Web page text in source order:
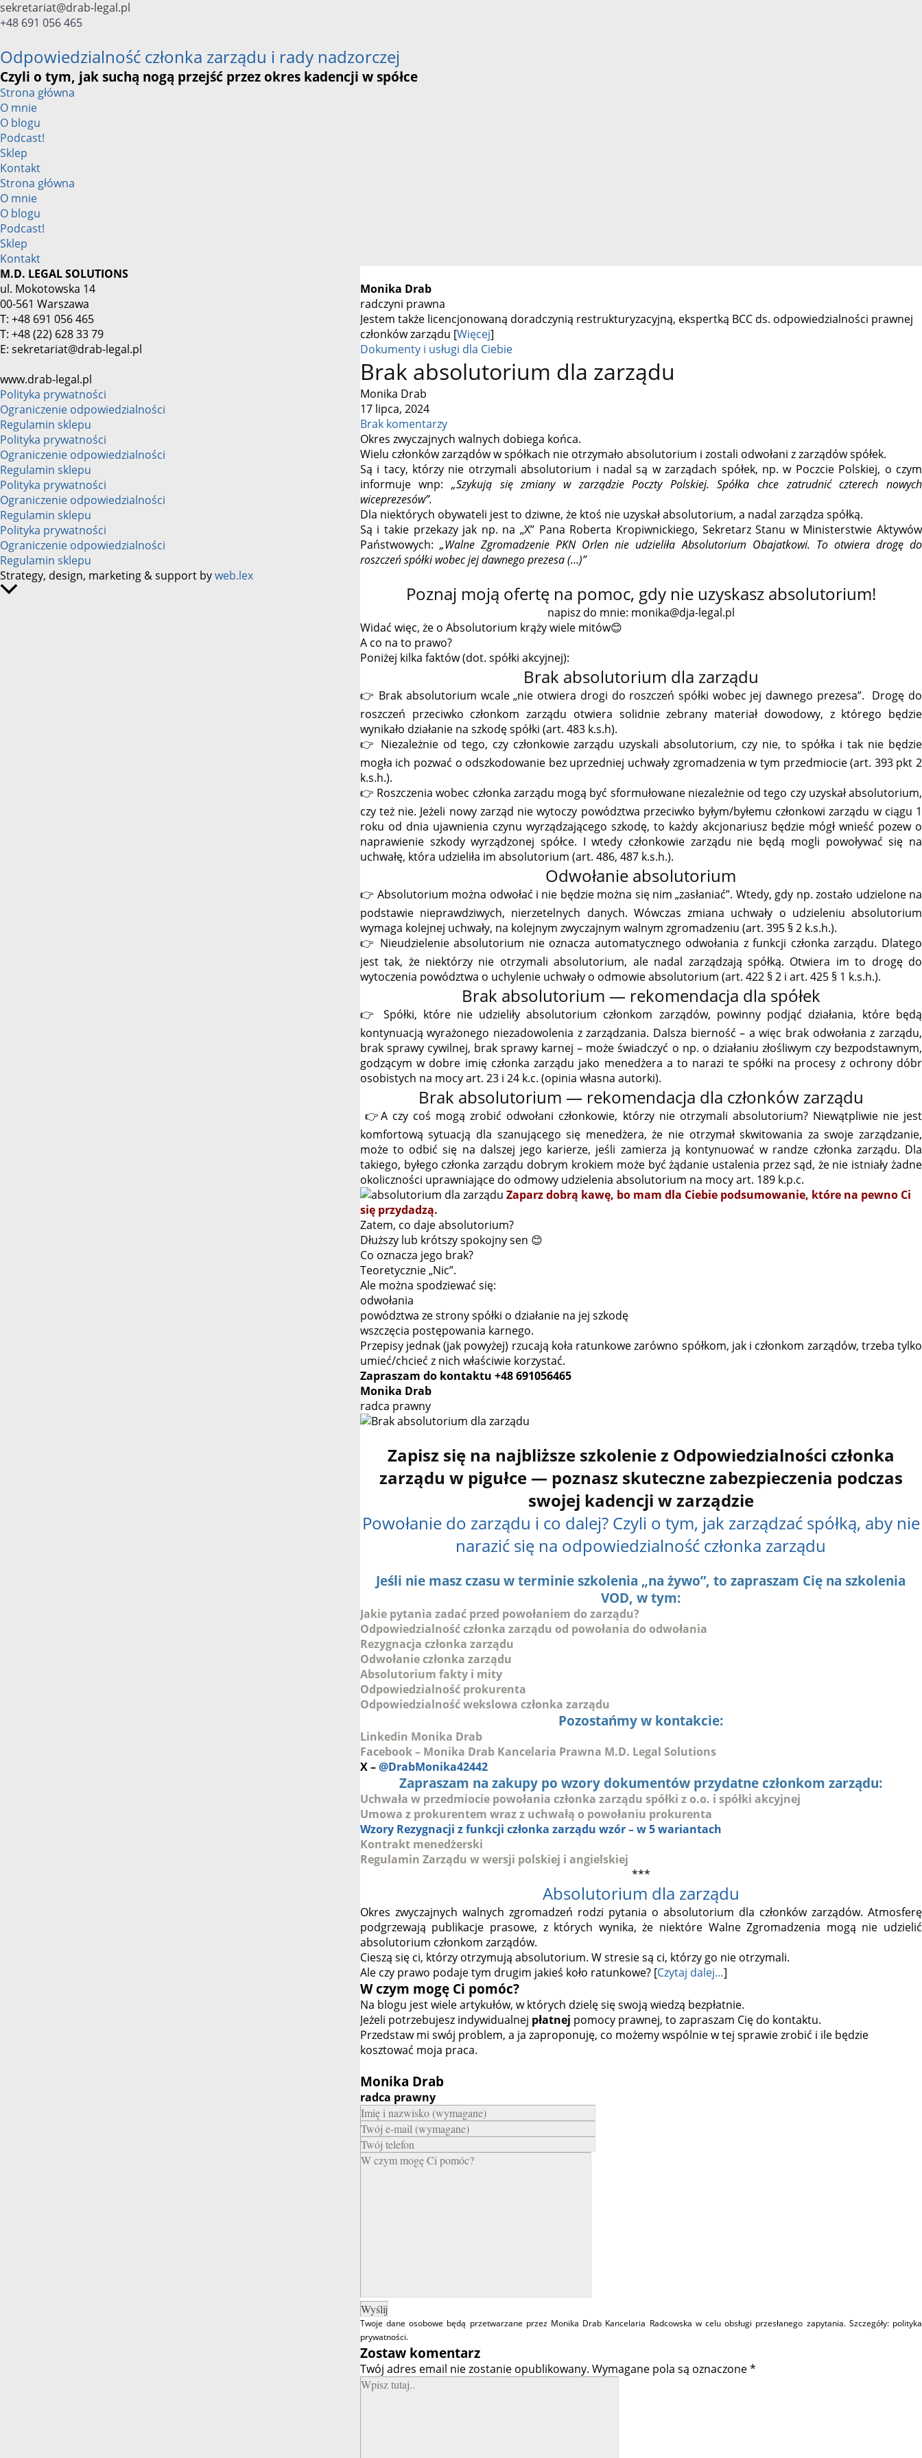
Przejdź
do
sekretariat@drab-legal.pl
+48 691 056 465
Odpowiedzialność członka zarządu i rady nadzorczej
Czyli o tym, jak suchą nogą przejść przez okres kadencji w spółce
Strona główna
O mnie
O blogu
Podcast!
Sklep
Kontakt
Strona główna
O mnie
O blogu
Podcast!
Sklep
Kontakt
Monika Drab
radczyni prawna
Jestem także licencjonowaną doradczynią restrukturyzacyjną, ekspertką BCC ds. odpowiedzialności prawnej
członków zarządu [Więcej]
Dokumenty i usługi dla Ciebie
Brak absolutorium dla zarządu
Monika Drab
17 lipca, 2024
Brak komentarzy
Okres zwyczajnych walnych dobiega końca.
Wielu członków zarządów w spółkach nie otrzymało absolutorium i zostali odwołani z zarządów spółek.
Są i tacy, którzy nie otrzymali absolutorium i nadal są w zarządach spółek, np. w Poczcie Polskiej, o czym
informuje wnp:„Szykują się zmiany w zarządzie Poczty Polskiej. Spółka chce zatrudnić czterech nowych
wiceprezesów”.
Dla niektórych obywateli jest to dziwne, że ktoś nie uzyskał absolutorium, a nadal zarządza spółką.
Są i takie przekazy jak np. na „X” Pana Roberta Kropiwnickiego, Sekretarz Stanu w Ministerstwie Aktywów
Państwowych: „Walne Zgromadzenie PKN Orlen nie udzieliła Absolutorium Obajatkowi. To otwiera drogę do
roszczeń spółki wobec jej dawnego prezesa (…)”
Poznaj moją ofertę na pomoc, gdy nie uzyskasz absolutorium!
napisz do mnie: monika@dja-legal.pl
Widać więc, że o Absolutorium krąży wiele mitów😊
A co na to prawo?
Poniżej kilka faktów (dot. spółki akcyjnej):
Brak absolutorium dla zarządu
👉 Brak absolutorium wcale „nie otwiera drogi do roszczeń spółki wobec jej dawnego prezesa”. Drogę do
roszczeń przeciwko członkom zarządu otwiera solidnie zebrany materiał dowodowy, z którego będzie
wynikało działanie na szkodę spółki (art. 483 k.s.h).
👉 Niezależnie od tego, czy członkowie zarządu uzyskali absolutorium, czy nie, to spółka i tak nie będzie
mogła ich pozwać o odszkodowanie bez uprzedniej uchwały zgromadzenia w tym przedmiocie (art. 393 pkt 2
k.s.h.).
👉 Roszczenia wobec członka zarządu mogą być sformułowane niezależnie od tego czy uzyskał absolutorium,
czy też nie. Jeżeli nowy zarząd nie wytoczy powództwa przeciwko byłym/byłemu członkowi zarządu w ciągu 1
roku od dnia ujawnienia czynu wyrządzającego szkodę, to każdy akcjonariusz będzie mógł wnieść pozew o
naprawienie szkody wyrządzonej spółce. I wtedy członkowie zarządu nie będą mogli powoływać się na
uchwałę, która udzieliła im absolutorium (art. 486, 487 k.s.h.).
Odwołanie absolutorium
👉 Absolutorium można odwołać i nie będzie można się nim „zasłaniać”. Wtedy, gdy np. zostało udzielone na
podstawie nieprawdziwych, nierzetelnych danych. Wówczas zmiana uchwały o udzieleniu absolutorium
wymaga kolejnej uchwały, na kolejnym zwyczajnym walnym zgromadzeniu (art. 395 § 2 k.s.h.).
👉 Nieudzielenie absolutorium nie oznacza automatycznego odwołania z funkcji członka zarządu. Dlatego
jest tak, że niektórzy nie otrzymali absolutorium, ale nadal zarządzają spółką. Otwiera im to drogę do
wytoczenia powództwa o uchylenie uchwały o odmowie absolutorium (art. 422 § 2 i art. 425 § 1 k.s.h.).
Brak absolutorium — rekomendacja dla spółek
👉 Spółki, które nie udzieliły absolutorium członkom zarządów, powinny podjąć działania, które będą
kontynuacją wyrażonego niezadowolenia z zarządzania. Dalsza bierność – a więc brak odwołania z zarządu,
brak sprawy cywilnej, brak sprawy karnej – może świadczyć o np. o działaniu złośliwym czy bezpodstawnym,
godzącym w dobre imię członka zarządu jako menedżera a to narazi te spółki na procesy z ochrony dóbr
osobistych na mocy art. 23 i 24 k.c. (opinia własna autorki).
Brak absolutorium — rekomendacja dla członków zarządu
👉A czy coś mogą zrobić odwołani członkowie, którzy nie otrzymali absolutorium? Niewątpliwie nie jest
komfortową sytuacją dla szanującego się menedżera, że nie otrzymał skwitowania za swoje zarządzanie,
może to odbić się na dalszej jego karierze, jeśli zamierza ją kontynuować w randze członka zarządu. Dla
takiego, byłego członka zarządu dobrym krokiem może być żądanie ustalenia przez sąd, że nie istniały żadne
okoliczności uprawniające do odmowy udzielenia absolutorium na mocy art. 189 k.p.c.
Zaparz dobrą kawę, bo mam dla Ciebie podsumowanie, które na pewno Ci
się przydadzą.
Zatem, co daje absolutorium?
Dłuższy lub krótszy spokojny sen 😊
Co oznacza jego brak?
Teoretycznie „Nic”.
Ale można spodziewać się:
odwołania
powództwa ze strony spółki o działanie na jej szkodę
wszczęcia postępowania karnego.
Przepisy jednak (jak powyżej) rzucają koła ratunkowe zarówno spółkom, jak i członkom zarządów, trzeba tylko
umieć/chcieć z nich właściwie korzystać.
Zapraszam do kontaktu +48 691056465
Monika Drab
radca prawny
Zapisz się na najbliższe szkolenie z Odpowiedzialności członka
zarządu w pigułce — poznasz skuteczne zabezpieczenia podczas
swojej kadencji w zarządzie
Powołanie do zarządu i co dalej? Czyli o tym, jak zarządzać spółką, aby nie
narazić się na odpowiedzialność członka zarządu
Jeśli nie masz czasu w terminie szkolenia „na żywo”, to zapraszam Cię na szkolenia
VOD, w tym:
Jakie pytania zadać przed powołaniem do zarządu?
Odpowiedzialność członka zarządu od powołania do odwołania
Rezygnacja członka zarządu
Odwołanie członka zarządu
Absolutorium fakty i mity
Odpowiedzialność prokurenta
Odpowiedzialność wekslowa członka zarządu
Pozostańmy w kontakcie:
Linkedin Monika Drab
Facebook – Monika Drab Kancelaria Prawna M.D. Legal Solutions
X –@DrabMonika42442
Zapraszam na zakupy po wzory dokumentów przydatne członkom zarządu:
Uchwała w przedmiocie powołania członka zarządu spółki z o.o. i spółki akcyjnej
Umowa z prokurentem wraz z uchwałą o powołaniu prokurenta
Wzory Rezygnacji z funkcji członka zarządu wzór – w 5 wariantach
Kontrakt menedżerski
Regulamin Zarządu w wersji polskiej i angielskiej
***
Absolutorium dla zarządu
Okres zwyczajnych walnych zgromadzeń rodzi pytania o absolutorium dla członków zarządów. Atmosferę
podgrzewają publikacje prasowe, z których wynika, że niektóre Walne Zgromadzenia mogą nie udzielić
absolutorium członkom zarządów.
Cieszą się ci, którzy otrzymują absolutorium. W stresie są ci, którzy go nie otrzymali.
Ale czy prawo podaje tym drugim jakieś koło ratunkowe? [Czytaj dalej…]
W czym mogę Ci pomóc?
Na blogu jest wiele artykułów, w których dzielę się swoją wiedzą bezpłatnie.
Jeżeli potrzebujesz indywidualnej płatnej pomocy prawnej, to zapraszam Cię do kontaktu.
Przedstaw mi swój problem, a ja zaproponuję, co możemy wspólnie w tej sprawie zrobić i ile będzie
kosztować moja praca.
Monika Drab
radca prawny
Twoje dane osobowe będą przetwarzane przez Monika Drab Kancelaria Radcowska w celu obsługi przesłanego zapytania. Szczegóły: polityka
prywatności.
Zostaw komentarz
Twój adres email nie zostanie opublikowany. Wymagane pola są oznaczone*
Wpisz
M.D. LEGAL SOLUTIONS
ul. Mokotowska 14
00-561 Warszawa
T: +48 691 056 465
T: +48 (22) 628 33 79
E: sekretariat@drab-legal.pl
www.drab-legal.pl
Polityka prywatności
Ograniczenie odpowiedzialności
Regulamin sklepu
Polityka prywatności
Ograniczenie odpowiedzialności
Regulamin sklepu
Polityka prywatności
Ograniczenie odpowiedzialności
Regulamin sklepu
Polityka prywatności
Ograniczenie odpowiedzialności
Regulamin sklepu
Strategy, design, marketing & support byweb.lex